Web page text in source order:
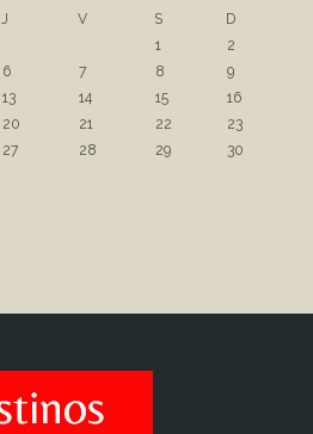
J V S
D
1
2
6 7 8
9
13 14 15
16
20 21 22
23
27 28 29
30